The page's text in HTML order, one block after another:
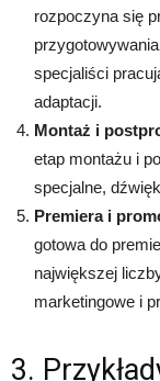
rozpoczyna się
specjaliści
adaptacji.
Montaż i
etap montażu i
specjalne,
Premiera i
gotowa do
największej
marketingowe i
3.